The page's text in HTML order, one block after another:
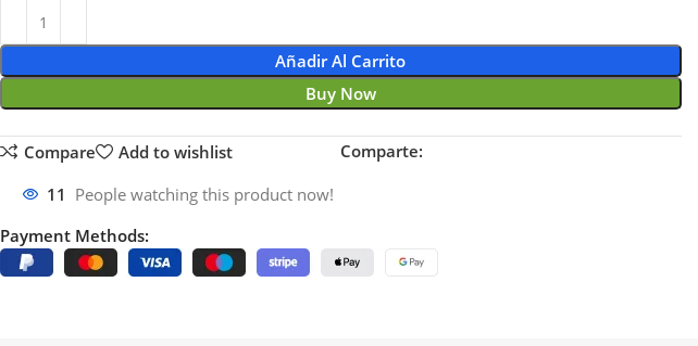
Añadir Al Carrito
Buy Now
Compare Add to wishlist Comparte:
11 People watching this product now!
Payment Methods: